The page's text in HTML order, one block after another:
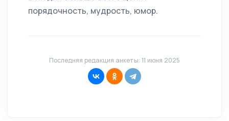
порядочность, мудрость, юмор.
Последняя редакция анкеты: 11 июня 2025